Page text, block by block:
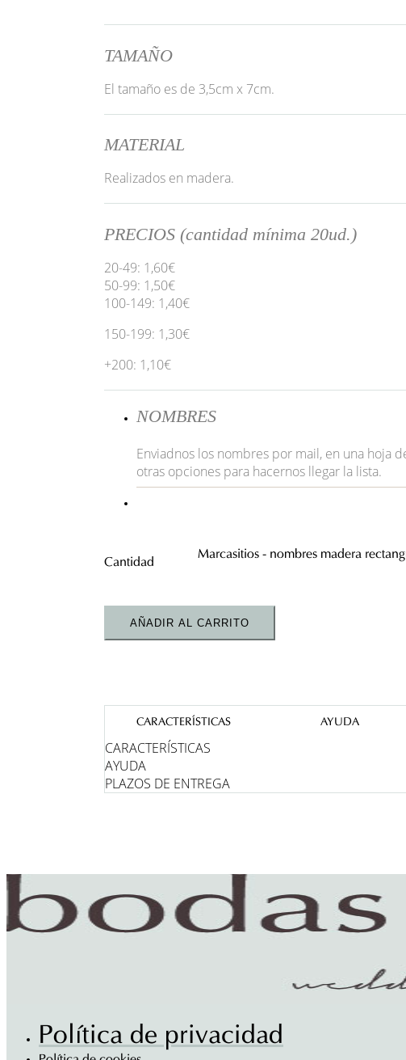
TAMAÑO
El tamaño es de 3,5cm x 7cm.
MATERIAL
Realizados en madera.
PRECIOS (cantidad mínima 20ud.)
20-49: 1,60€
50-99: 1,50€
100-149: 1,40€
150-199: 1,30€
+200: 1,10€
NOMBRES
Enviadnos los nombres por mail, en una hoja
otras opciones para hacernos llegar la lista.
Marcasitios - nombres madera
AÑADIR AL CARRITO
CARACTERÍSTICAS AYUDA
CARACTERÍSTICAS
AYUDA
PLAZOS DE ENTREGA
Política de privacidad